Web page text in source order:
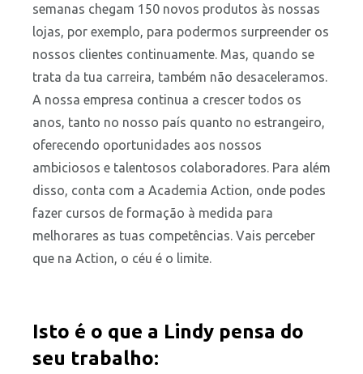
semanas chegam 150 novos produtos às nossas
lojas, por exemplo, para podermos surpreender os
nossos clientes continuamente. Mas, quando se
trata da tua carreira, também não desaceleramos.
A nossa empresa continua a crescer todos os
anos, tanto no nosso país quanto no estrangeiro,
oferecendo oportunidades aos nossos
ambiciosos e talentosos colaboradores. Para além
disso, conta com a Academia Action, onde podes
fazer cursos de formação à medida para
melhorares as tuas competências. Vais perceber
que na Action, o céu é o limite.
Isto é o que a Lindy pensa do
seu trabalho: